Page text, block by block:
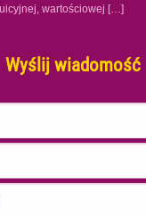
wartościowej […]
Wyślij wiadomość